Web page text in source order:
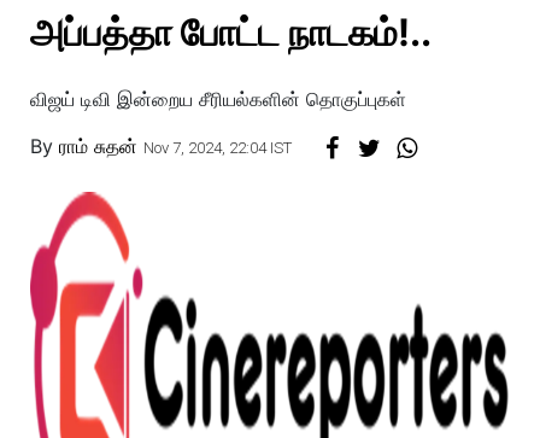
Reviews
Photos
Story
அப்பத்தா போட்ட நாடகம்!..
விஜய் டிவி இன்றைய சீரியல்களின் தொகுப்புகள்
By ராம் சுதன் Nov 7, 2024, 22:04 IST